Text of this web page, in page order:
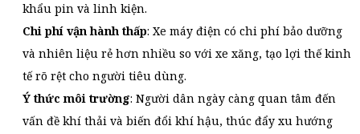
khẩu pin và linh kiện.
Chi phí vận hành thấp: Xe máy điện có chi phí bảo dưỡng
và nhiên liệu rẻ hơn nhiều so với xe xăng, tạo lợi thế kinh
tế rõ rệt cho người tiêu dùng.
Ý thức môi trường: Người dân ngày càng quan tâm đến
vấn đề khí thải và biến đổi khí hậu, thúc đẩy xu hướng